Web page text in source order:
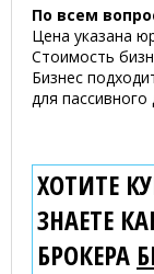
По всем
Цена указана
Стоимость
Бизнес
для пассивного
ХОТИТЕ
ЗНАЕТЕ
БРОКЕРА